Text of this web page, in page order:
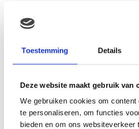
Toestemming Details
Deze website maakt gebruik van
We gebruiken cookies om content
te personaliseren, om functies
bieden en om ons websiteverkeer
NIEUWSTE